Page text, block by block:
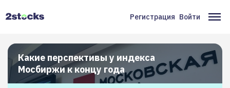
Меню
учётной
записи
пользователя
Регистрация Войти
Какие перспективы у индекса
Мосбиржи к концу года